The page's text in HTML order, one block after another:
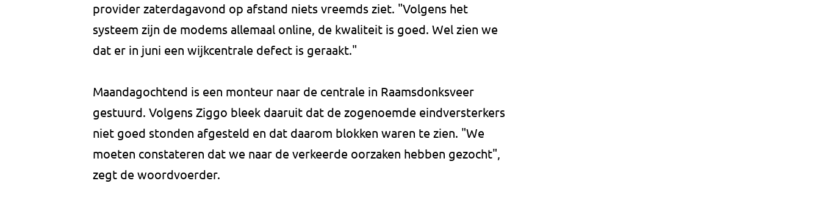
provider zaterdagavond op afstand niets vreemds ziet. "Volgens het
systeem zijn de modems allemaal online, de kwaliteit is goed. Wel zien we
dat er in juni een wijkcentrale defect is geraakt."
Maandagochtend is een monteur naar de centrale in Raamsdonksveer
gestuurd. Volgens Ziggo bleek daaruit dat de zogenoemde eindversterkers
niet goed stonden afgesteld en dat daarom blokken waren te zien. "We
moeten constateren dat we naar de verkeerde oorzaken hebben gezocht",
zegt de woordvoerder.